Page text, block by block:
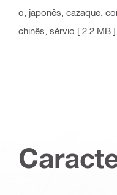
o, japonês, cazaque,
chinês, sérvio [ 2.2 MB ]